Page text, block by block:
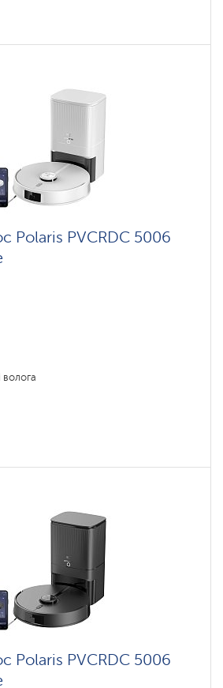
Polaris PVCRDC 5006
волога
Polaris PVCRDC 5006